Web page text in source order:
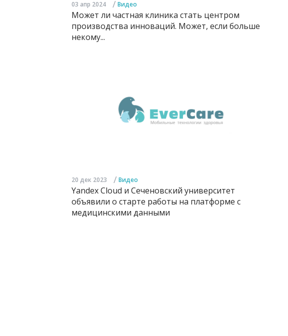
03 апр 2024 / Видео
Может ли частная клиника стать центром
производства инноваций. Может, если больше
некому...
20 дек 2023 / Видео
Yandex Cloud и Сеченовский университет
объявили о старте работы на платформе с
медицинскими данными